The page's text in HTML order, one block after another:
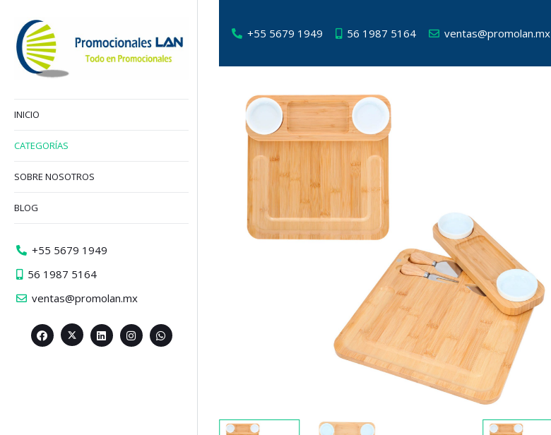
+55 5679 1949 56 1987 5164 ventas@promolan.mx
INICIO
CATEGORÍAS
SOBRE NOSOTROS
BLOG
+55 5679 1949
56 1987 5164
ventas@promolan.mx